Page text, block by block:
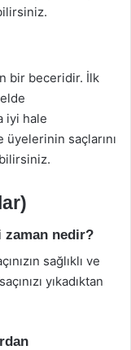
bir beceridir. İlk
iyi hale
üyelerinin saçlarını
zaman nedir?
sağlıklı ve
yıkadıktan